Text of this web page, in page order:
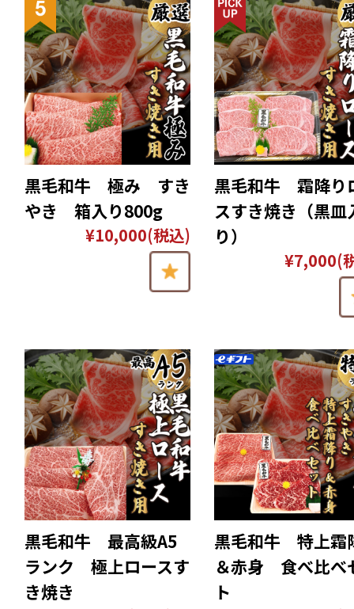
黒毛和牛 極み すき
やき 箱入り800g
¥10,000(税込)
黒毛和牛 霜降り
スすき焼き（黒皿
り）
¥7,000(
黒毛和牛 最高級A5
ランク 極上ロースす
き焼き
黒毛和牛 特上霜
＆赤身 食べ比べ
ト